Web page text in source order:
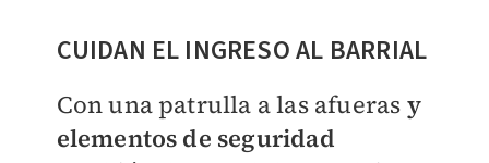
CUIDAN EL INGRESO AL BARRIAL
Con una patrulla a las afueras y
elementos de seguridad